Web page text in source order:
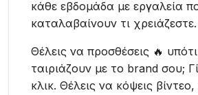
κάθε εβδομάδα με εργαλεία
καταλαβαίνουν τι χρειάζεστε.
Θέλεις να προσθέσεις 🔥
ταιριάζουν με το brand σου;
κλικ. Θέλεις να κόψεις